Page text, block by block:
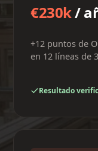
€230k/
+12 puntos de
en 12 líneas de
Resultado